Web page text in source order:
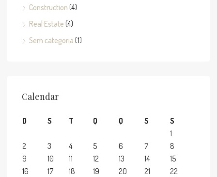
Construction (4)
Real Estate (4)
Sem categoria (1)
Calendar
D S T Q Q S
S
1
2
3 4 5 6 7
8
9
10 11 12 13 14
15
16
17 18 19 20 21
22